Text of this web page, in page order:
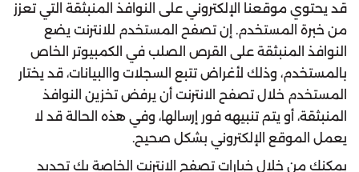
قد يحتوي موقعنا الإلكتروني على النوافذ المنبثقة التي تعزز
من خبرة المستخدم. إن تصفح المستخدم للانترنت يضع
النوافذ المنبثقة على القرص الصلب في الكمبيوتر الخاص
بالمستخدم، وذلك لأغراض تتبع السجلات واالبيانات، قد يختار
المستخدم خلال تصفح الانترنت أن يرفض تخزين النوافذ
المنبثقة، أو يتم تنبيهه فور إرسالها، وفي هذه الحالة قد لا
يعمل الموقع الإلكتروني بشكل صحيح.
يمكنك من خلال خيارات تصفح الانترنت الخاصة بك تحديد